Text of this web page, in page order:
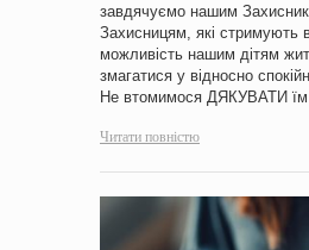
завдячуємо нашим
Захисницям, які стримують
можливість нашим дітям
змагатися у відносно
Не втомимося ДЯКУВАТИ їм
Читати повністю